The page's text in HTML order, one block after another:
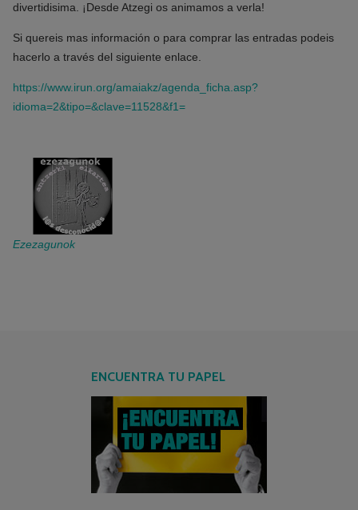
divertidisima. ¡Desde Atzegi os animamos a verla!
Si quereis mas información o para comprar las entradas podeis
hacerlo a través del siguiente enlace.
https://www.irun.org/amaiakz/agenda_ficha.asp?
idioma=2&tipo=&clave=11528&f1=
Ezezagunok
ENCUENTRA TU PAPEL